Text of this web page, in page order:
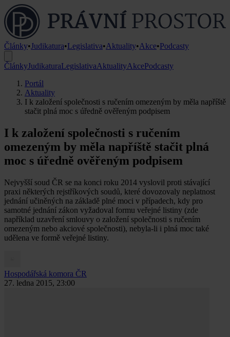
Články•Judikatura•Legislativa•Aktuality•Akce•Podcasty
ČlánkyJudikaturaLegislativaAktualityAkcePodcasty
Portál
Aktuality
I k založení společnosti s ručením omezeným by měla napříště
stačit plná moc s úředně ověřeným podpisem
I k založení společnosti s ručením
omezeným by měla napříště stačit plná
moc s úředně ověřeným podpisem
Nejvyšší soud ČR se na konci roku 2014 vyslovil proti stávající
praxi některých rejstříkových soudů, které dovozovaly neplatnost
jednání učiněných na základě plné moci v případech, kdy pro
samotné jednání zákon vyžadoval formu veřejné listiny (zde
například uzavření smlouvy o založení společnosti s ručením
omezeným nebo akciové společnosti), nebyla-li i plná moc také
udělena ve formě veřejné listiny.
Hospodářská komora ČR
27. ledna 2015, 23:00